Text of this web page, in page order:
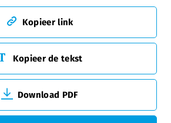
Kopieer link
Kopieer de tekst
Download PDF